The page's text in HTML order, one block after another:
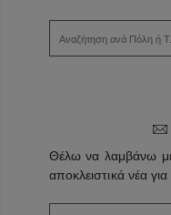
Θέλω να λαμβάνω
αποκλειστικά νέα